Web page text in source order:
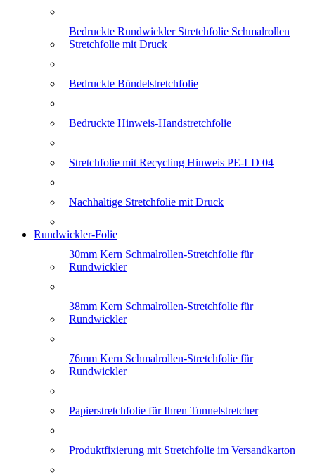
Bedruckte Rundwickler Stretchfolie Schmalrollen
Stretchfolie mit Druck
Bedruckte Bündelstretchfolie
Bedruckte Hinweis-Handstretchfolie
Stretchfolie mit Recycling Hinweis PE-LD 04
Nachhaltige Stretchfolie mit Druck
Rundwickler-Folie
30mm Kern Schmalrollen-Stretchfolie für
Rundwickler
38mm Kern Schmalrollen-Stretchfolie für
Rundwickler
76mm Kern Schmalrollen-Stretchfolie für
Rundwickler
Papierstretchfolie für Ihren Tunnelstretcher
Produktfixierung mit Stretchfolie im Versandkarton